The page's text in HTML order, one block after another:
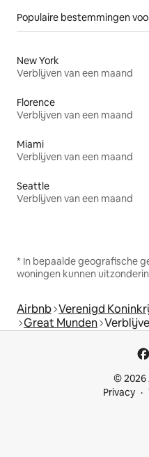
Populaire bestemmingen
New York
Verblijven van een maand
Florence
Verblijven van een maand
Miami
Verblijven van een maand
Seattle
Verblijven van een maand
* In bepaalde geografische
woningen kunnen
Airbnb Verenigd
Great Munden
© 2026
Privacy